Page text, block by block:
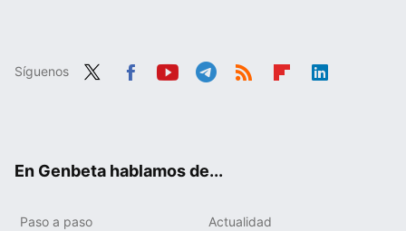
Síguenos
En Genbeta hablamos de...
Paso a paso Actualidad